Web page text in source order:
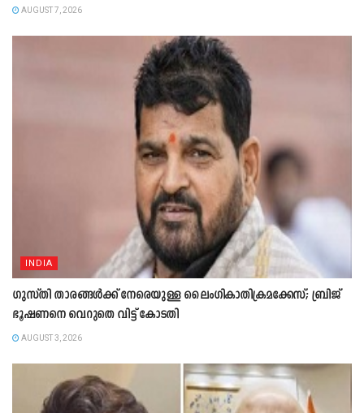
AUGUST 7, 2026
INDIA
ഗുസ്തി താരങ്ങൾക്ക് നേരെയുള്ള ലൈംഗികാതിക്രമക്കേസ്; ബ്രിജ്
ഭൂഷണനെ വെറുതെ വിട്ട് കോടതി
AUGUST 3, 2026